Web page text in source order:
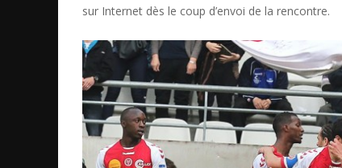
sur Internet dès le coup d’envoi de la rencontre.